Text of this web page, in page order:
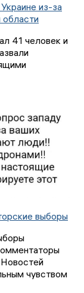
из-за
области
41 человек и
выборы
чувством